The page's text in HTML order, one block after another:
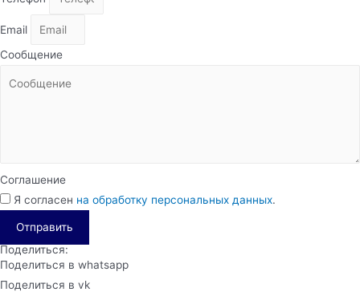
Email
Сообщение
Соглашение
Я согласен на обработку персональных данных.
Отправить
Поделиться:
Поделиться в whatsapp
Поделиться в vk